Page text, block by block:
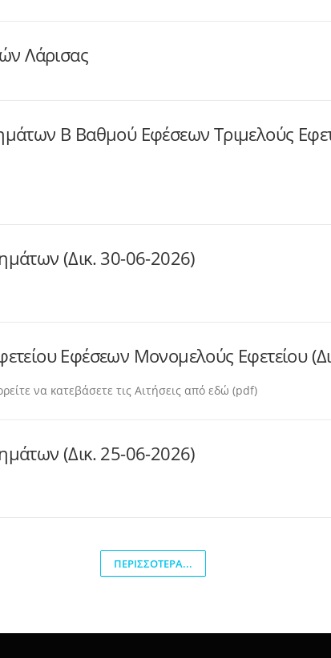
Λάρισας
Β Βαθμού Εφέσεων Τριμελούς
(Δικ. 30-06-2026)
Εφέσεων Μονομελούς Εφετείου
να κατεβάσετε τις Αιτήσεις από εδώ (pdf)
(Δικ. 25-06-2026)
ΠΕΡΙΣΣΌΤΕΡΑ...